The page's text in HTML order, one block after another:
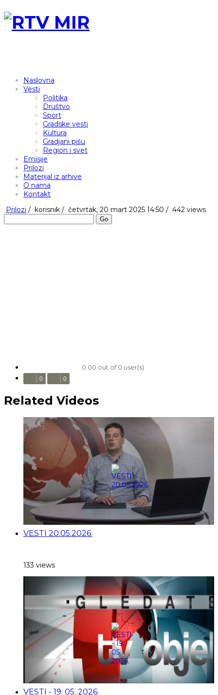
Naslovna
Vesti
Politika
Društvo
Sport
Gradske vesti
Kultura
Gradjani pišu
Region i svet
Emisije
Prilozi
Materijal iz arhive
O nama
Kontakt
Prilozi / korisnik / četvrtak, 20 mart 2025 14:50 / 442 views
Go
0.00 out of 0 user(s)
0 0
Related Videos
VESTI 20.05.2026.
133 views
VESTI - 19. 05. 2026.